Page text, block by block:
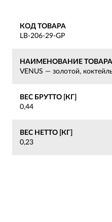
КОД ТОВАРА
LB-206-29-GP
НАИМЕНОВАНИЕ ТОВАРА
VENUS — золотой,
ВЕС БРУТТО [КГ]
0,44
ВЕС НЕТТО [КГ]
0,23